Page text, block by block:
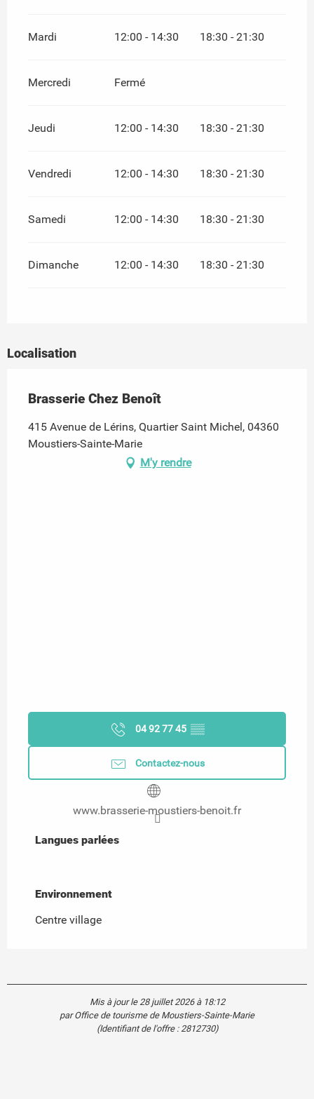
Mardi 12:00 - 14:30 18:30 - 21:30
Mercredi Fermé
Jeudi 12:00 - 14:30 18:30 - 21:30
Vendredi 12:00 - 14:30 18:30 - 21:30
Samedi 12:00 - 14:30 18:30 - 21:30
Dimanche 12:00 - 14:30 18:30 - 21:30
Localisation
Brasserie Chez Benoît
415 Avenue de Lérins, Quartier Saint Michel, 04360
Moustiers-Sainte-Marie
M'y rendre
04 92 77 45 ▒▒
Contactez-nous
www.brasserie-moustiers-benoit.fr
Langues parlées
Langues parlées
Environnement
Environnement
Centre village
Mis à jour le 28 juillet 2026 à 18:12
par Office de tourisme de Moustiers-Sainte-Marie
(Identifiant de l'offre :2812730)